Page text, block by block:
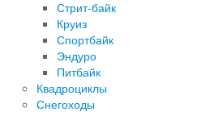
Стрит-байк
Круиз
Спортбайк
Эндуро
Питбайк
Квадроциклы
Снегоходы